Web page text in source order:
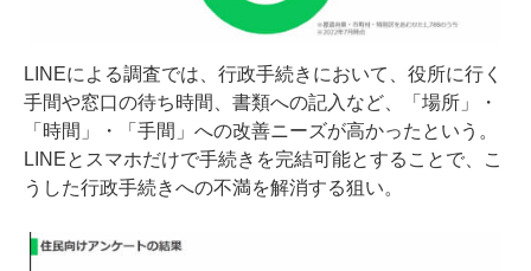
LINEによる調査では、行政手続きにおいて、役所に行く
手間や窓口の待ち時間、書類への記入など、「場所」・
「時間」・「手間」への改善ニーズが高かったという。
LINEとスマホだけで手続きを完結可能とすることで、こ
うした行政手続きへの不満を解消する狙い。